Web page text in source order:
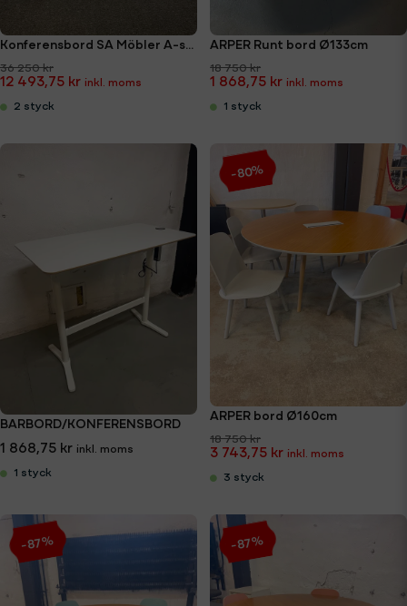
Konferensbord SA Möbler A-serien 240x120cm
36 250 kr
12 493,75 kr
2 styck
ARPER Runt bord Ø133cm
18 750 kr
1 868,75 kr
1 styck
BARBORD/KONFERENSBORD
1 868,75 kr
1 styck
ARPER bord Ø160cm
18 750 kr
3 743,75 kr
3 styck
-80%
-87% -87%